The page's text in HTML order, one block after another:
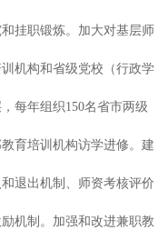
挂职锻炼。加大对基层师
机构和省级党校（行政学
每年组织150名省市两级
育培训机构访学进修。建
退出机制、师资考核评价
机制。加强和改进兼职教